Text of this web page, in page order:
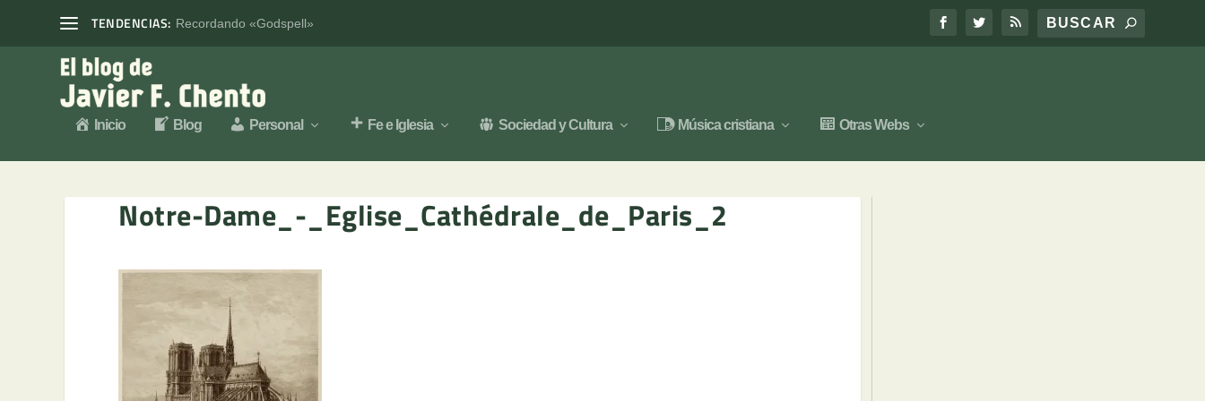
TENDENCIAS: Recordando «Godspell»
Inicio Blog Personal Fe e Iglesia Sociedad y Cultura Música cristiana Otras Webs
Notre-Dame_-_Eglise_Cathédrale_de_Paris_2